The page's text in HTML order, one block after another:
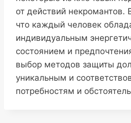
от действий некромантов.
что каждый человек
индивидуальным
состоянием и
выбор методов защиты
уникальным и
потребностям и